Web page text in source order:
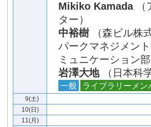
Mikiko Kamada（
ター）
中裕樹（森ビル株
パークマネジメン
ミュニケーション部
岩澤大地（日本科
一般 ライブラリーメン
9(土)
10(日)
11(月)